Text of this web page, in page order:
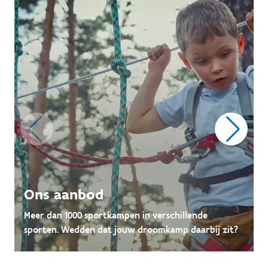
Ons aanbod
Meer dan 1000 sportkampen in verschillende
sporten. Wedden dat jouw droomkamp daarbij zit?